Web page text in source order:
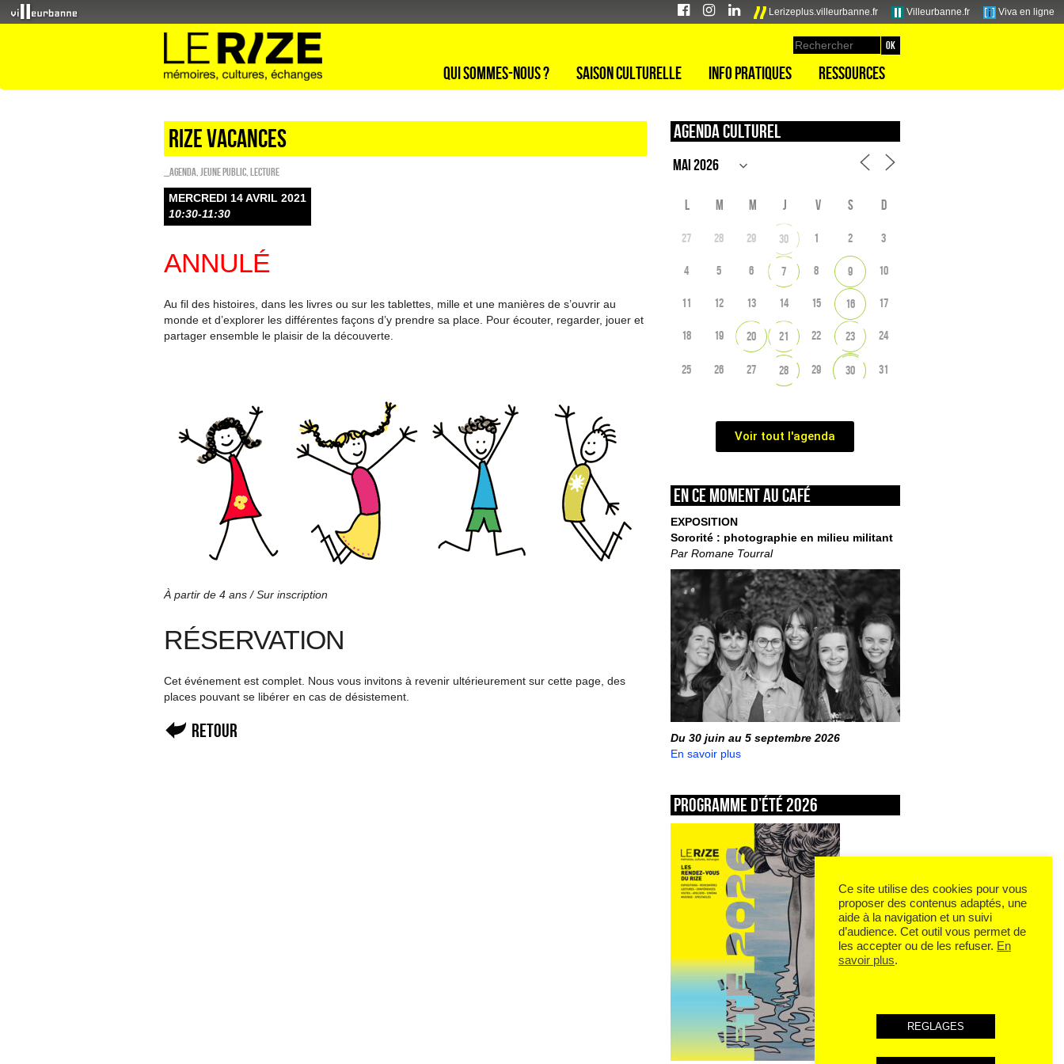
Lerizeplus.villeurbanne.fr Villeurbanne.fr Viva en ligne
Qui sommes-nous ? Saison culturelle Info pratiques Ressources
Rize vacances
_Agenda Jeune public Lecture
MERCREDI 14 AVRIL 2021
10:30-11:30
ANNULÉ
Au fil des histoires, dans les livres ou sur les tablettes, mille et une manières de s’ouvrir au
monde et d’explorer les différentes façons d’y prendre sa place. Pour écouter, regarder, jouer et
partager ensemble le plaisir de la découverte.
À partir de 4 ans / Sur inscription
RÉSERVATION
Cet événement est complet. Nous vous invitons à revenir ultérieurement sur cette page, des
places pouvant se libérer en cas de désistement.
Retour
Agenda culturel
L M M J V S D
27 28 29 30 1 2 3
4 5 6 7 8 9 10
11 12 13 14 15 16 17
18 19 20 21 22 23 24
25 26 27 28 29 30 31
Voir tout l'agenda
En ce moment au café
EXPOSITION
Sororité : photographie en milieu militant
Par Romane Tourral
Du 30 juin au 5 septembre 2026
En savoir plus
Programme d’été 2026
Ce site utilise des cookies pour vous
proposer des contenus adaptés, une
aide à la navigation et un suivi
d’audience. Cet outil vous permet de
les accepter ou de les refuser. En
savoir plus.
REGLAGES